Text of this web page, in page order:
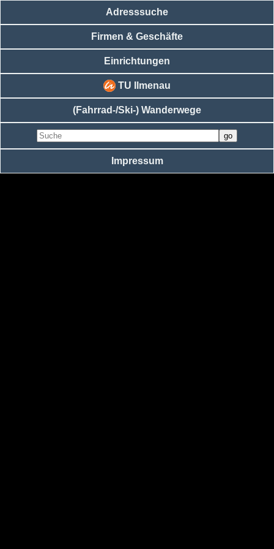
Adresssuche
Firmen & Geschäfte
Einrichtungen
TU Ilmenau
(Fahrrad-/Ski-) Wanderwege
Impressum